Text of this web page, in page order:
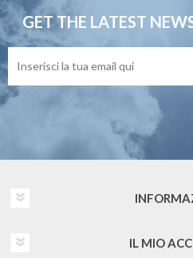
GET THE LATEST
IL MIO